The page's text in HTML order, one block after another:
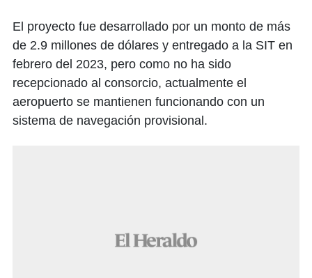
El proyecto fue desarrollado por un monto de más
de 2.9 millones de dólares y entregado a la SIT en
febrero del 2023, pero como no ha sido
recepcionado al consorcio, actualmente el
aeropuerto se mantienen funcionando con un
sistema de navegación provisional.